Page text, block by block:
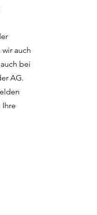
auch
bei
AG.
Ihre